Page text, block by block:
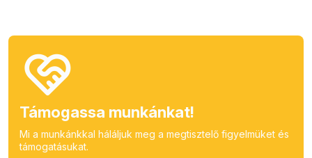
Támogassa munkánkat!
Mi a munkánkkal háláljuk meg a megtisztelő figyelmüket és
támogatásukat.